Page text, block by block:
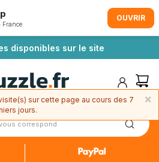
disponibles sur le site
France
OUVRIR
×
sur cette page au cours des 7
jours.